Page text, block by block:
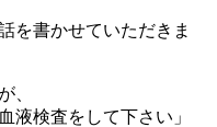
を書かせていただきま
、
液検査をして下さい」